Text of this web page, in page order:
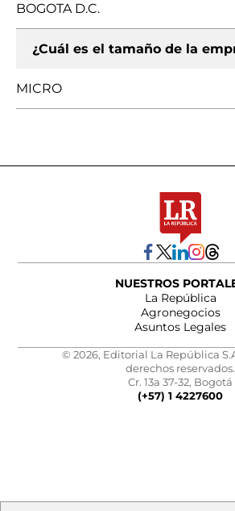
BOGOTA D.C.
¿Cuál es el tamaño de la
MICRO
NUESTROS
La República
Agronegocios
Asuntos Legales
© 2026, Editorial La República
derechos reservados.
Cr. 13a 37-32, Bogotá
(+57) 1 4227600